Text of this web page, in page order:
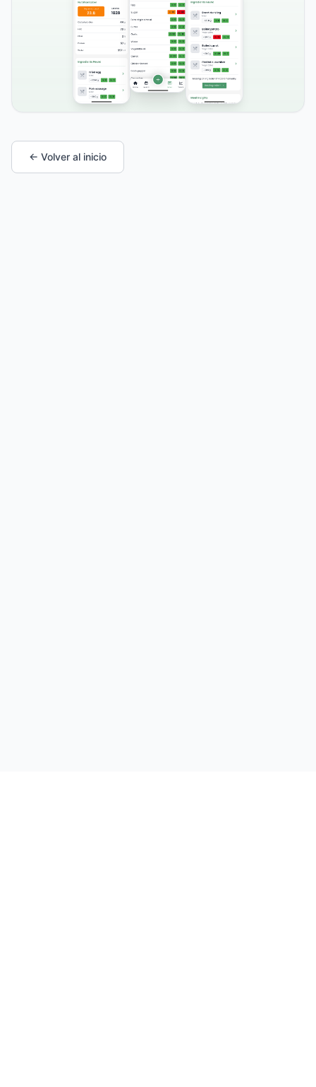
← Volver al inicio